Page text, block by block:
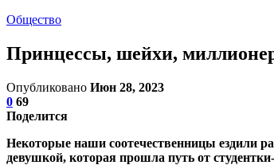
Общество
Принцессы, шейхи,
Опубликовано Июн 28, 2023
0 69
Поделится
Некоторые наши соотечественницы ездили
девушкой, которая прошла путь от